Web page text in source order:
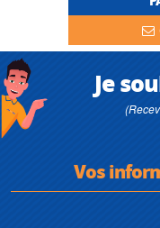
Je
Vos